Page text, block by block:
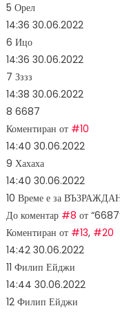
5 Орел
14:36 30.06.2022
6 Ицо
14:36 30.06.2022
7 Зззз
14:38 30.06.2022
8 6687
Коментиран от #10
14:40 30.06.2022
9 Хахаха
14:40 30.06.2022
10 Време е за
До коментар #8 от
Коментиран от #13, #20
14:42 30.06.2022
11 Филип Ейджи
14:44 30.06.2022
12 Филип Ейджи